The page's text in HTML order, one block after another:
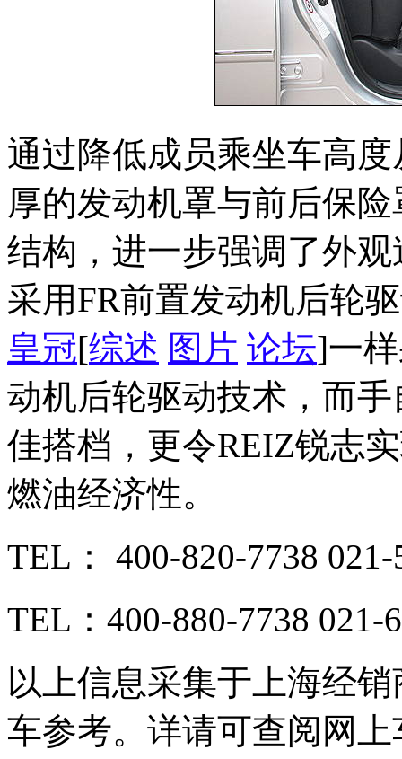
通过降低成员乘坐车高
厚的发动机罩与前后保
结构，进一步强调了外
采用FR前置发动机后轮
皇冠[综述 图片 论坛]一
动机后轮驱动技术，而
佳搭档，更令REIZ锐志
燃油经济性。
TEL： 400-820-7738
TEL：400-880-7738 021-
以上信息采集于上海经
车参考。详请可查阅网